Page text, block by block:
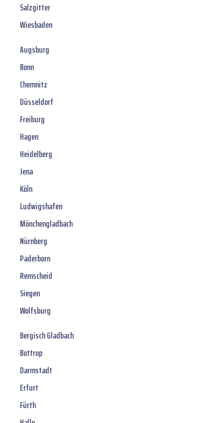
Salzgitter
Wiesbaden
Augsburg
Bonn
Chemnitz
Düsseldorf
Freiburg
Hagen
Heidelberg
Jena
Köln
Ludwigshafen
Mönchengladbach
Nürnberg
Paderborn
Remscheid
Siegen
Wolfsburg
Bergisch Gladbach
Bottrop
Darmstadt
Erfurt
Fürth